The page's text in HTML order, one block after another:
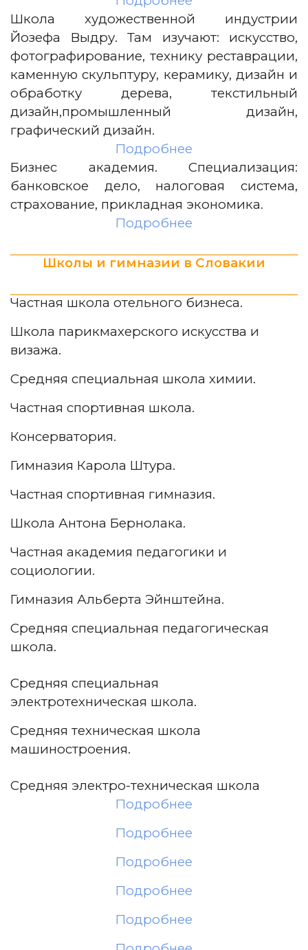
Школа художественной индустрии
Йозефа Выдру. Там изучают: искусство,
фотографирование, технику реставрации,
каменную скульптуру, керамику, дизайн и
обработку дерева, текстильный
дизайн,промышленный дизайн,
графический дизайн.
Подробнее
Бизнес академия. Специализация:
банковское дело, налоговая система,
страхование, прикладная экономика.
Подробнее
Школы и гимназии в Словакии
Частная школа отельного бизнеса.
Школа парикмахерского искусства и
визажа.
Средняя специальная школа химии.
Частная спортивная школа.
Консерватория.
Гимназия Карола Штура.
Частная спортивная гимназия.
Школа Антона Бернолака.
Частная академия педагогики и
социологии.
Гимназия Альберта Эйнштейна.
Средняя специальная педагогическая
школа.
Средняя специальная
электротехническая школа.
Средняя техническая школа
машиностроения.
Средняя электро-техническая школа
Подробнее
Подробнее
Подробнее
Подробнее
Подробнее